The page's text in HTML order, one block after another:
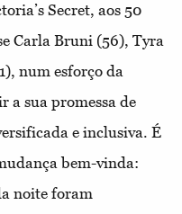
Secret, aos 50
Carla Bruni (56), Tyra
num esforço da
a sua promessa de
e inclusiva. É
bem-vinda:
noite foram